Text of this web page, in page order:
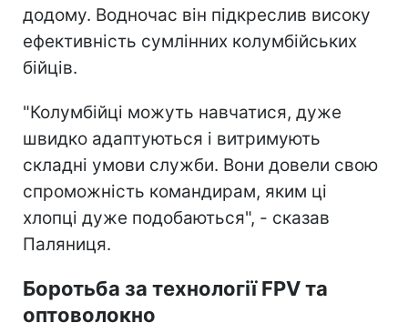
додому. Водночас він підкреслив високу
ефективність сумлінних колумбійських
бійців.
"Колумбійці можуть навчатися, дуже
швидко адаптуються і витримують
складні умови служби. Вони довели свою
спроможність командирам, яким ці
хлопці дуже подобаються", - сказав
Паляниця.
Боротьба за технології FPV та
оптоволокно